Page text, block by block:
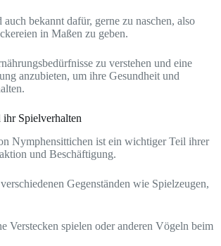
bekannt dafür, gerne zu naschen, also
in Maßen zu geben.
zu verstehen und eine
anzubieten, um ihre Gesundheit und
Spielverhalten
Nymphensittichen ist ein wichtiger Teil ihrer
und Beschäftigung.
Gegenständen wie Spielzeugen,
Verstecken spielen oder anderen Vögeln beim